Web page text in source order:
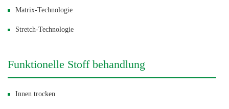
Matrix-Technologie
Stretch-Technologie
Funktionelle Stoff behandlung
Innen trocken